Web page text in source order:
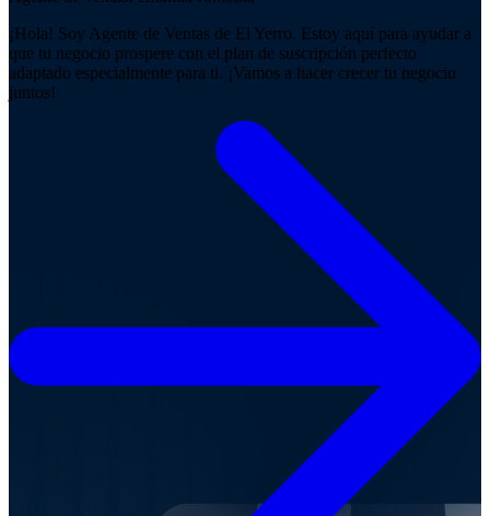
¡Hola! Soy Agente de Ventas de El Yerro. Estoy aquí para ayudar a
que tu negocio prospere con el plan de suscripción perfecto
adaptado especialmente para ti. ¡Vamos a hacer crecer tu negocio
juntos!